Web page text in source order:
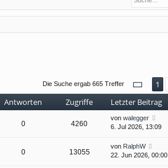
Die Suche ergab 665 Treffer Seite
1
Antworten Zugriffe Letzter Beitrag
0 4260
von walegger
6. Jul 2026, 13:09
0 13055
von RalphW
22. Jun 2026, 00:00